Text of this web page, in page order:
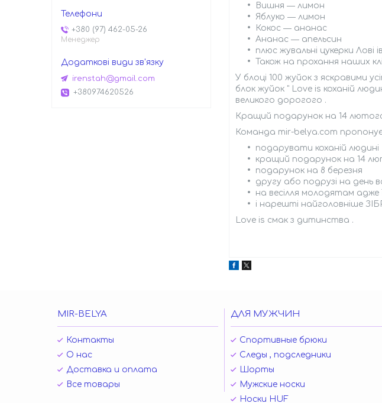
Вишня ― лимон
Яблуко ― лимон
Кокос ― ананас
Ананас ― апельсин
плюс жувальні цукерки Лові
Також на прохання наших
У блоці 100 жуйок з яскравими
блок жуйок " Love is коханій
великого дорогого .
Кращий подарунок на 14
Команда mir-belya.com пропонує
подарувати коханій людині
кращий подарунок на 14
подарунок на 8 березня
другу або подрузі на день
на весілля молодятам
і нарешті найголовніше
Love is смак з дитинства .
+380 (97) 462-05-26
Менеджер
irenstah@gmail.com
+380974620526
MIR-BELYA
Контакты
О нас
Доставка и оплата
Все товары
ДЛЯ МУЖЧИН
Спортивные брюки
Следы , подследники
Шорты
Мужские носки
Носки HUF